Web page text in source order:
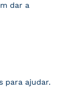
dar a
para ajudar.